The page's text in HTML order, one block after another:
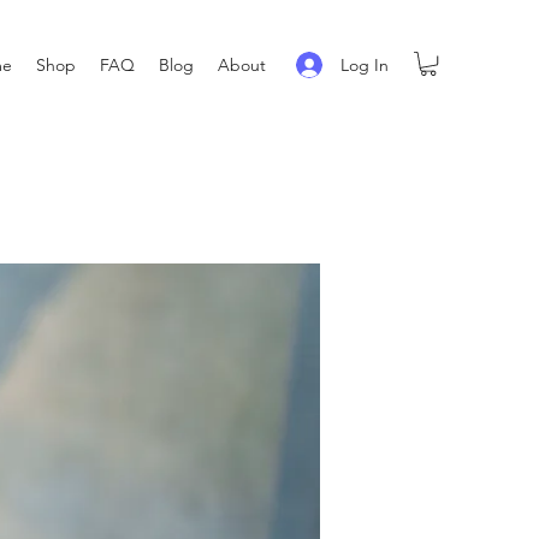
Shop FAQ Blog About Log In